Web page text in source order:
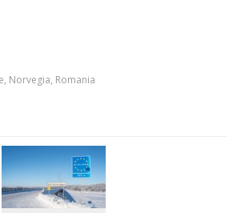
, Norvegia, Romania